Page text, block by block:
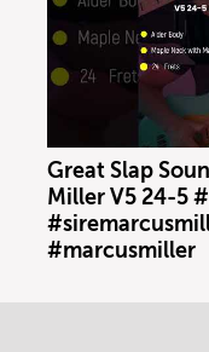
Great Slap
Miller V5 24-5
#marcusmiller